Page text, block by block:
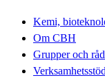
Kemi,
Om CBH
Grupper och
Verksamhetsstöd